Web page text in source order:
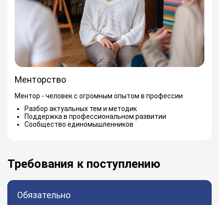
Менторство
Ментор - человек с огромным опытом в профессии
Разбор актуальных тем и методик
Поддержка в профессиональном развитии
Сообщество единомышленников
Требования к поступлению
Обязательно